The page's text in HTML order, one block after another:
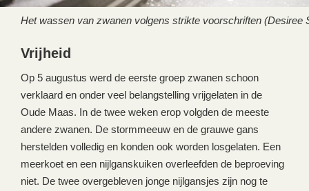
Het wassen van zwanen volgens strikte voorschriften (Desiree
Vrijheid
Op 5 augustus werd de eerste groep zwanen schoon
verklaard en onder veel belangstelling vrijgelaten in de
Oude Maas. In de twee weken erop volgden de meeste
andere zwanen. De stormmeeuw en de grauwe gans
herstelden volledig en konden ook worden losgelaten. Een
meerkoet en een nijlganskuiken overleefden de beproeving
niet. De twee overgebleven jonge nijlgansjes zijn nog te